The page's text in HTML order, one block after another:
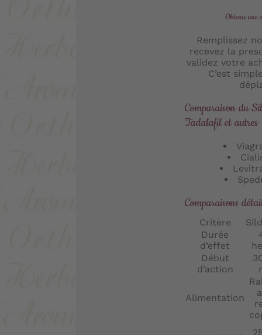
Obtenir une
Remplissez
recevez la
validez votre
C’est
Comparaison du
Tadalafil et autres
Comparaisons
Critère
Durée
d’effet
Début
d’action
Alimentation